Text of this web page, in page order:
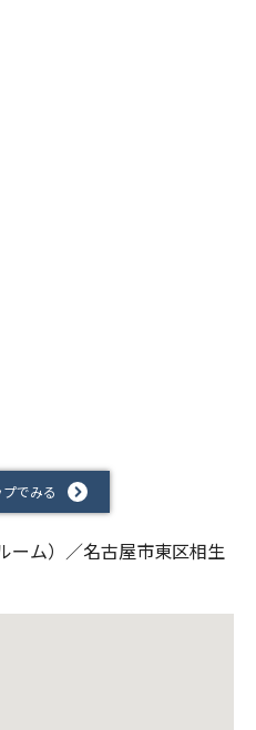
でみる
ーム）／名古屋市東区相生